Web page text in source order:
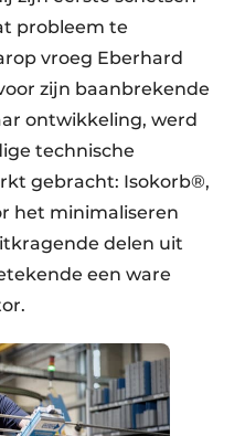
probleem te
vroeg Eberhard
zijn baanbrekende
ontwikkeling, werd
technische
gebracht: Isokorb®,
het minimaliseren
delen uit
een ware